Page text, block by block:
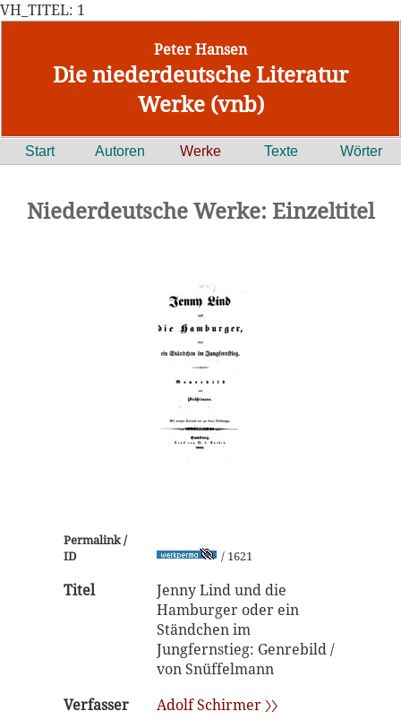
VH_TITEL: 1
Peter Hansen
Die niederdeutsche Literatur
Werke (vnb)
Start Autoren Werke Texte Wörter
Niederdeutsche Werke: Einzeltitel
Permalink /
ID
/ 1621
Titel
Jenny Lind und die
Hamburger oder ein
Ständchen im
Jungfernstieg: Genrebild /
von Snüffelmann
Verfasser
Adolf Schirmer 〉〉